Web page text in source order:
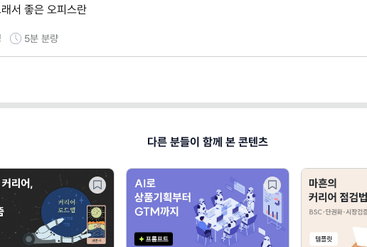
서 좋은 오피스란
5분 분량
다른 분들이 함께 본 콘텐츠